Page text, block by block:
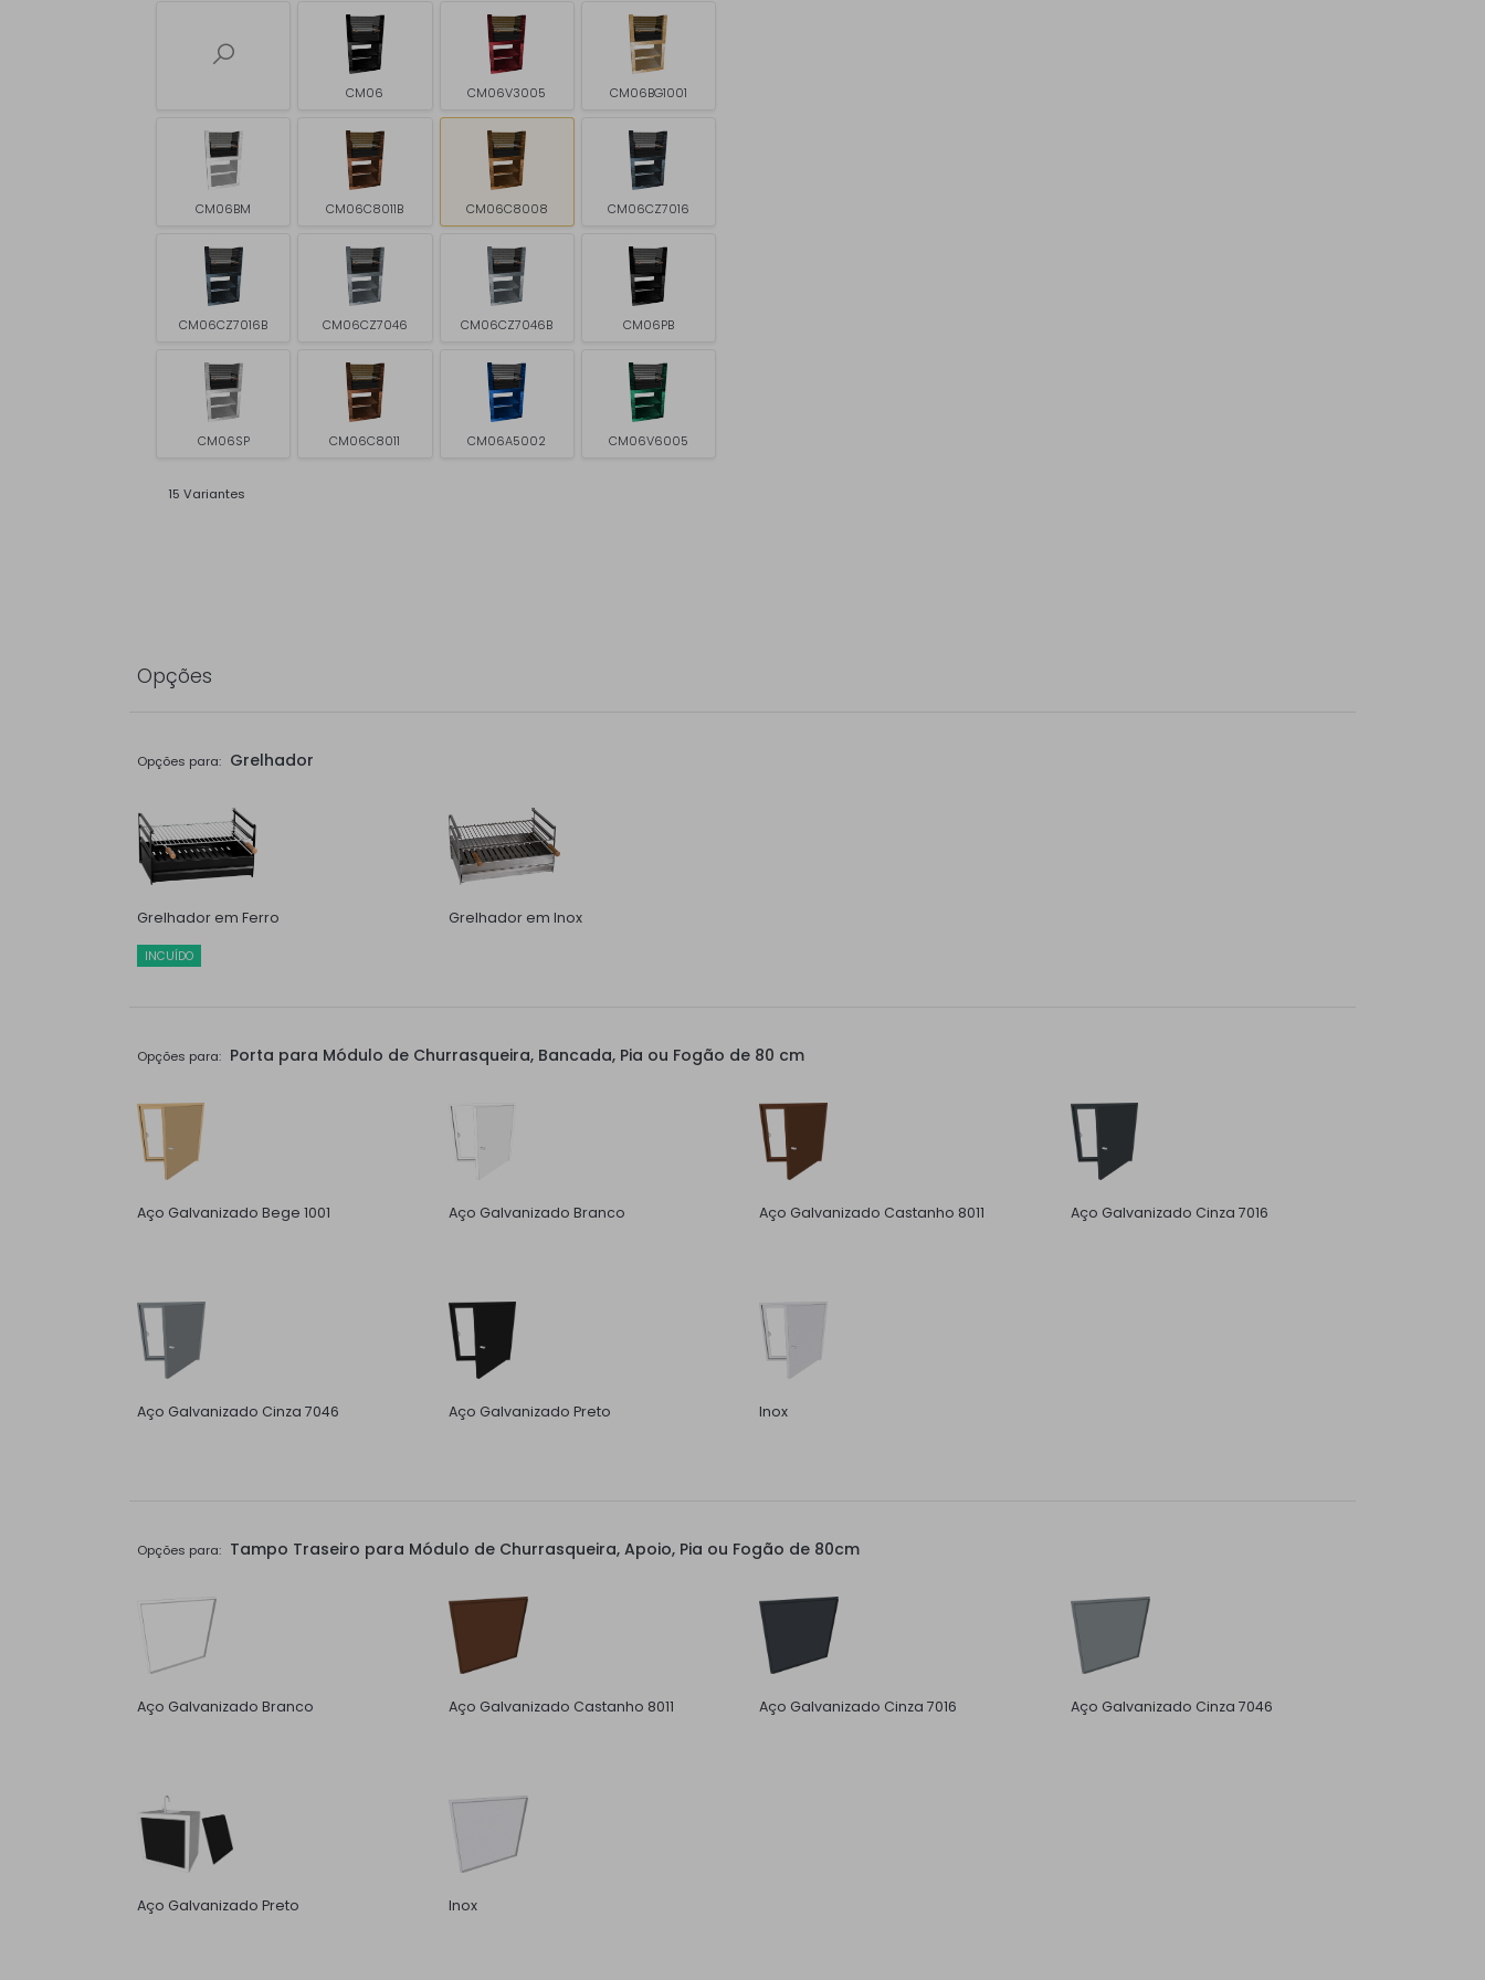
CM06 CM06V3005 CM06BG1001
CM06BM CM06C8011B CM06C8008 CM06CZ7016
CM06CZ7016B CM06CZ7046 CM06CZ7046B CM06PB
CM06SP CM06C8011 CM06A5002 CM06V6005
15 Variantes
Opções
Opções para: Grelhador
Grelhador em Ferro
INCUÍDO
Grelhador em Inox
Opções para: Porta para Módulo de Churrasqueira, Bancada, Pia ou Fogão de 80 cm
Aço Galvanizado Bege 1001 Aço Galvanizado Branco Aço Galvanizado Castanho 8011 Aço Galvanizado Cinza 7016
Aço Galvanizado Cinza 7046 Aço Galvanizado Preto Inox
Opções para: Tampo Traseiro para Módulo de Churrasqueira, Apoio, Pia ou Fogão de 80cm
Aço Galvanizado Branco Aço Galvanizado Castanho 8011 Aço Galvanizado Cinza 7016 Aço Galvanizado Cinza 7046
Aço Galvanizado Preto Inox